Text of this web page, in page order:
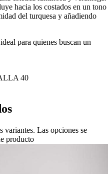
hacia los costados en un tono
del turquesa y añadiendo
para quienes buscan un
40
variantes. Las opciones se
producto